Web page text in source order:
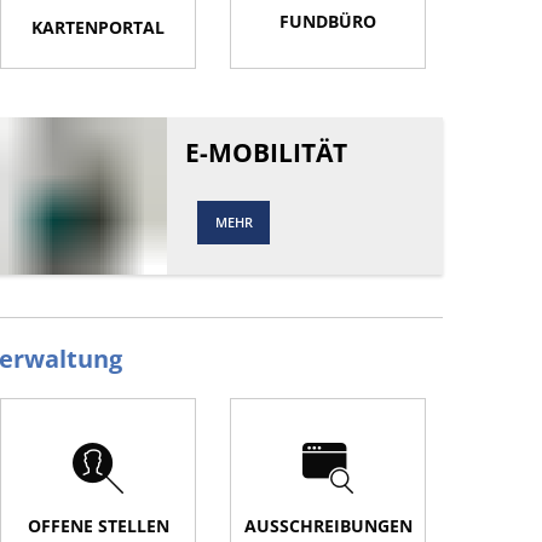
KARTENPORTAL FUNDBÜRO
E-MOBILITÄT
MEHR
OFFENE STELLEN AUSSCHREIBUNGEN